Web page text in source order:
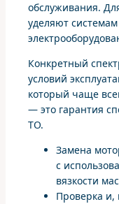
обслуживания.
уделяют
Конкретный
условий
который чаще
— это гарантия
ТО.
Замена
с
вязкости
Проверка и,